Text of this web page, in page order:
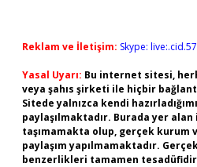
Reklam ve İletişim: Skype:
Yasal Uyarı: Bu internet sitesi,
veya şahıs şirketi ile hiçbir
Sitede yalnızca kendi
paylaşılmaktadır. Burada yer
taşımamakta olup, gerçek kurum
paylaşım yapılmamaktadır.
benzerlikleri tamamen